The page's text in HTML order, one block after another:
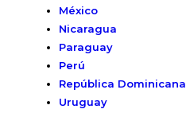
México
Nicaragua
Paraguay
Perú
República Dominicana
Uruguay